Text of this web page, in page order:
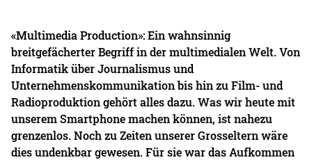
«Multimedia Production»: Ein wahnsinnig
breitgefächerter Begriff in der multimedialen Welt. Von
Informatik über Journalismus und
Unternehmenskommunikation bis hin zu Film- und
Radioproduktion gehört alles dazu. Was wir heute mit
unserem Smartphone machen können, ist nahezu
grenzenlos. Noch zu Zeiten unserer Grosseltern wäre
dies undenkbar gewesen. Für sie war das Aufkommen